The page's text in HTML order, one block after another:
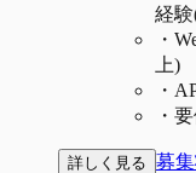
経
・
上)
・
・
詳しく見る 募